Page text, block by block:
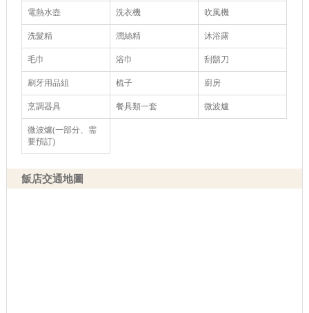
電熱水壺 洗衣機 吹風機
洗髮精 潤絲精 沐浴露
毛巾 浴巾 刮鬍刀
刷牙用品組 梳子 廚房
烹調器具 餐具類一套 微波爐
微波爐(一部分、需
要預訂)
飯店交通地圖